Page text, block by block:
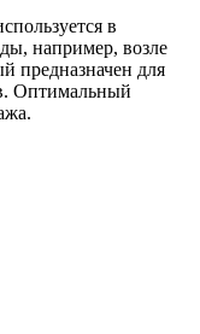
в
например, возле
предназначен для
Оптимальный